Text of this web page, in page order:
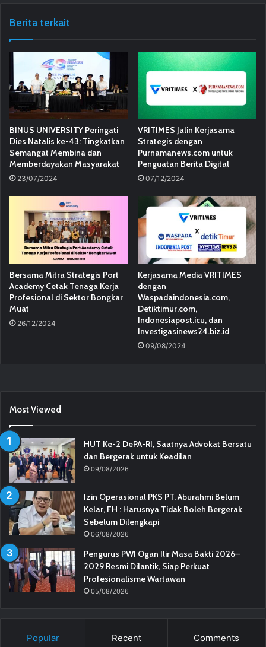
Berita terkait
BINUS UNIVERSITY Peringati
Dies Natalis ke-43: Tingkatkan
Semangat Membina dan
Memberdayakan Masyarakat
23/07/2024
VRITIMES Jalin Kerjasama
Strategis dengan
Purnamanews.com untuk
Penguatan Berita Digital
07/12/2024
Bersama Mitra Strategis Port
Academy Cetak Tenaga Kerja
Profesional di Sektor Bongkar
Muat
26/12/2024
Kerjasama Media VRITIMES
dengan
Waspadaindonesia.com,
Detiktimur.com,
Indonesiapost.icu, dan
Investigasinews24.biz.id
09/08/2024
Most Viewed
HUT Ke-2 DePA-RI, Saatnya Advokat Bersatu
dan Bergerak untuk Keadilan
09/08/2026
Izin Operasional PKS PT. Aburahmi Belum
Kelar, FH : Harusnya Tidak Boleh Bergerak
Sebelum Dilengkapi
06/08/2026
Pengurus PWI Ogan Ilir Masa Bakti 2026–
2029 Resmi Dilantik, Siap Perkuat
Profesionalisme Wartawan
05/08/2026
Popular Recent Comments